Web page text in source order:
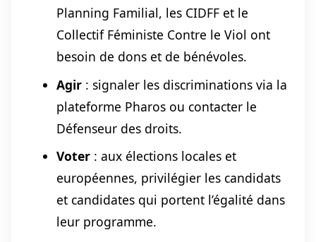
Planning Familial, les CIDFF et le
Collectif Féministe Contre le Viol ont
besoin de dons et de bénévoles.
Agir : signaler les discriminations via la
plateforme Pharos ou contacter le
Défenseur des droits.
Voter : aux élections locales et
européennes, privilégier les candidats
et candidates qui portent l’égalité dans
leur programme.